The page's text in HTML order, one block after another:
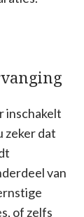
inschakelt
zeker dat
van
of zelfs